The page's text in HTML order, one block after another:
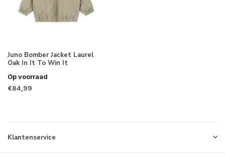
Juno Bomber Jacket Laurel
Oak In It To Win It
Op voorraad
€84,99
Klantenservice